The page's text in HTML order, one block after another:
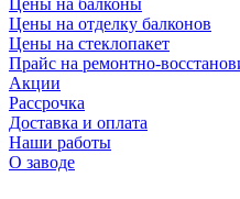
Цены на балконы
Цены на отделку балконов
Цены на стеклопакет
Прайс на ремонтно-
Акции
Рассрочка
Доставка и оплата
Наши работы
О заводе